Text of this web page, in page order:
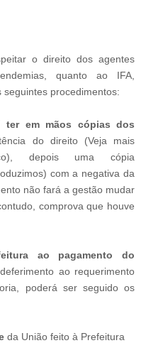
o direito dos agentes
quanto ao IFA,
procedimentos:
ter em mãos cópias dos
do direito (Veja mais
depois uma cópia
com a negativa da
não fará a gestão mudar
comprova que houve
ao pagamento do
ao requerimento
poderá ser seguido os
da União feito à Prefeitura